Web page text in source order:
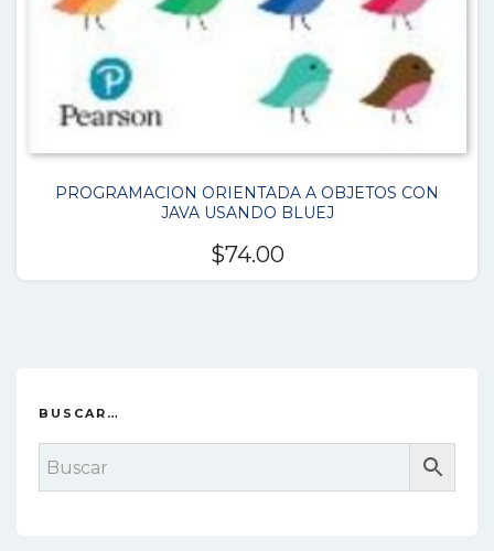
PROGRAMACION ORIENTADA A OBJETOS CON
JAVA USANDO BLUEJ
$74.00
BUSCAR…